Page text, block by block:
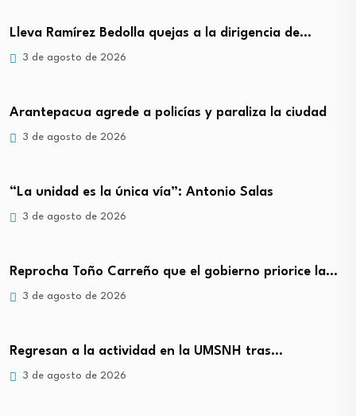
Lleva Ramírez Bedolla quejas a la dirigencia de…
3 de agosto de 2026
Arantepacua agrede a policías y paraliza la ciudad
3 de agosto de 2026
“La unidad es la única vía”: Antonio Salas
3 de agosto de 2026
Reprocha Toño Carreño que el gobierno priorice la…
3 de agosto de 2026
Regresan a la actividad en la UMSNH tras…
3 de agosto de 2026